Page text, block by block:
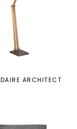
ARCHITECT